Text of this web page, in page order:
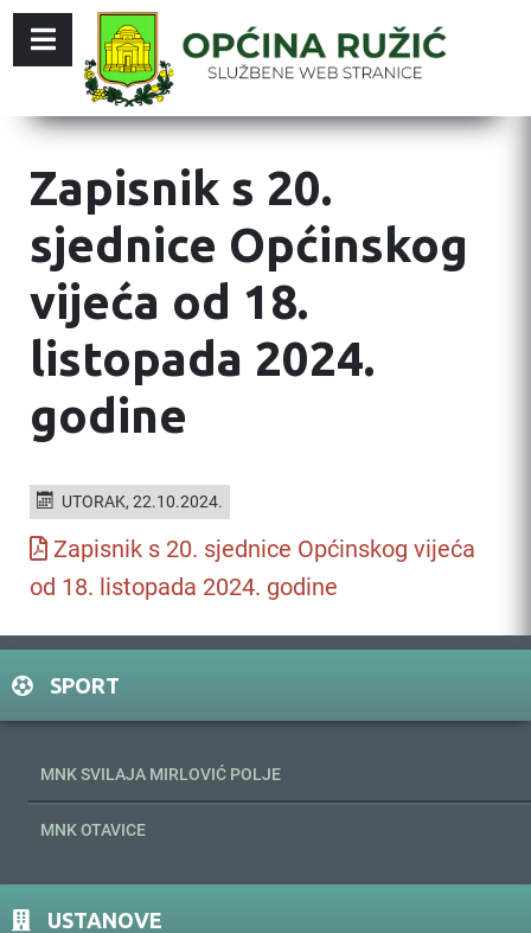
Zapisnik s 20.
sjednice Općinskog
vijeća od 18.
listopada 2024.
godine
UTORAK, 22.10.2024.
Zapisnik s 20. sjednice Općinskog vijeća
od 18. listopada 2024. godine
SPORT
MNK SVILAJA MIRLOVIĆ POLJE
MNK OTAVICE
USTANOVE